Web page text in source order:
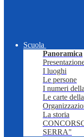
Scuola
Panoramica
I luoghi
Le persone
I numeri
Le carte
La storia
SERRA"